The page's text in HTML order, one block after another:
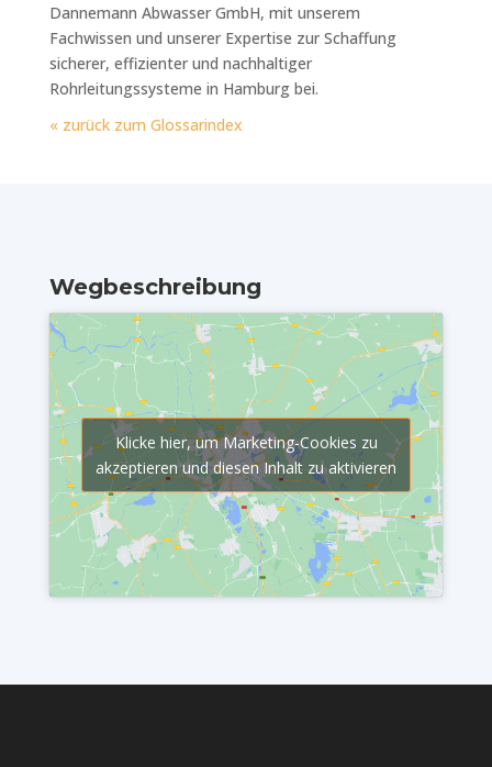
Dannemann Abwasser GmbH, mit unserem
Fachwissen und unserer Expertise zur Schaffung
sicherer, effizienter und nachhaltiger
Rohrleitungssysteme in Hamburg bei.
« zurück zum Glossarindex
Wegbeschreibung
Klicke hier, um Marketing-Cookies zu
akzeptieren und diesen Inhalt zu aktivieren